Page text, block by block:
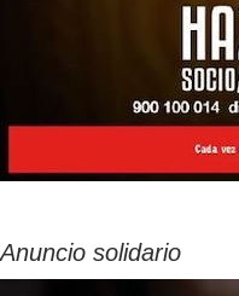
Anuncio solidario